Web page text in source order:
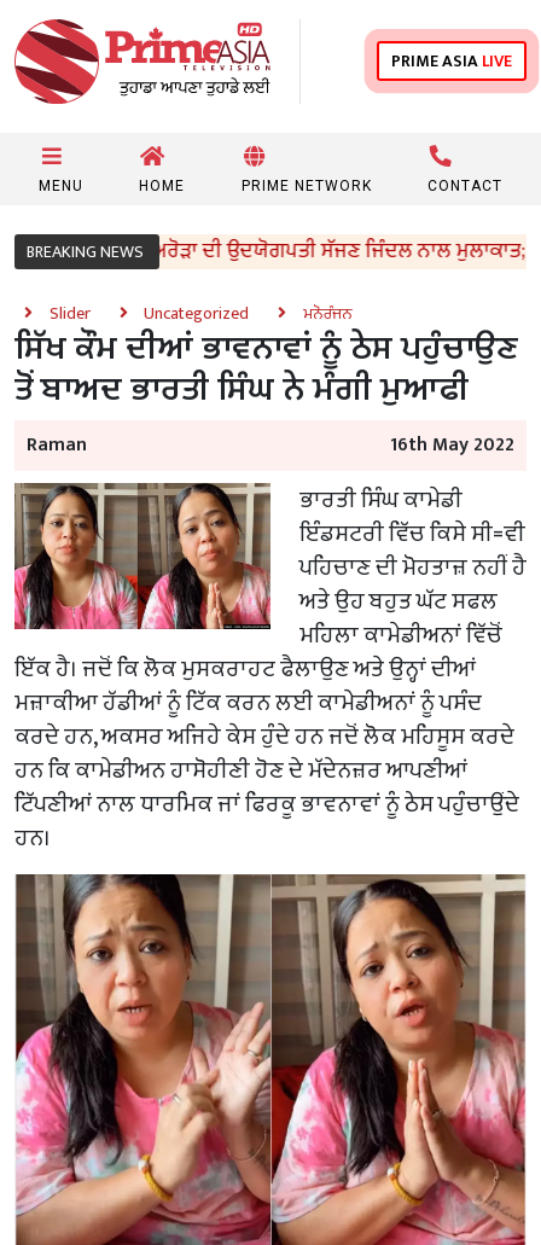
PRIME ASIALIVE
MENU HOME PRIME NETWORK CONTACT
BREAKING NEWS
ਸੰਜੀਵ ਅਰੋੜਾ ਦੀ ਉਦਯੋਗਪਤੀ ਸੱਜਣ ਜਿੰਦਲ ਨਾਲ ਮੁਲਾਕਾਤ; ਇਸਪਾਤ
Slider Uncategorized ਮਨੋਰੰਜਨ
ਸਿੱਖ ਕੌਮ ਦੀਆਂ ਭਾਵਨਾਵਾਂ ਨੂੰ ਠੇਸ ਪਹੁੰਚਾਉਣ
ਤੋਂ ਬਾਅਦ ਭਾਰਤੀ ਸਿੰਘ ਨੇ ਮੰਗੀ ਮੁਆਫੀ
Raman 16th May 2022
ਭਾਰਤੀ ਸਿੰਘ ਕਾਮੇਡੀ
ਇੰਡਸਟਰੀ ਵਿੱਚ ਕਿਸੇ ਸੀ=ਵੀ
ਪਹਿਚਾਣ ਦੀ ਮੋਹਤਾਜ਼ ਨਹੀਂ ਹੈ
ਅਤੇ ਉਹ ਬਹੁਤ ਘੱਟ ਸਫਲ
ਮਹਿਲਾ ਕਾਮੇਡੀਅਨਾਂ ਵਿੱਚੋਂ
ਇੱਕ ਹੈ। ਜਦੋਂ ਕਿ ਲੋਕ ਮੁਸਕਰਾਹਟ ਫੈਲਾਉਣ ਅਤੇ ਉਨ੍ਹਾਂ ਦੀਆਂ
ਮਜ਼ਾਕੀਆ ਹੱਡੀਆਂ ਨੂੰ ਟਿੱਕ ਕਰਨ ਲਈ ਕਾਮੇਡੀਅਨਾਂ ਨੂੰ ਪਸੰਦ
ਕਰਦੇ ਹਨ, ਅਕਸਰ ਅਜਿਹੇ ਕੇਸ ਹੁੰਦੇ ਹਨ ਜਦੋਂ ਲੋਕ ਮਹਿਸੂਸ ਕਰਦੇ
ਹਨ ਕਿ ਕਾਮੇਡੀਅਨ ਹਾਸੋਹੀਣੀ ਹੋਣ ਦੇ ਮੱਦੇਨਜ਼ਰ ਆਪਣੀਆਂ
ਟਿੱਪਣੀਆਂ ਨਾਲ ਧਾਰਮਿਕ ਜਾਂ ਫਿਰਕੂ ਭਾਵਨਾਵਾਂ ਨੂੰ ਠੇਸ ਪਹੁੰਚਾਉਂਦੇ
ਹਨ।